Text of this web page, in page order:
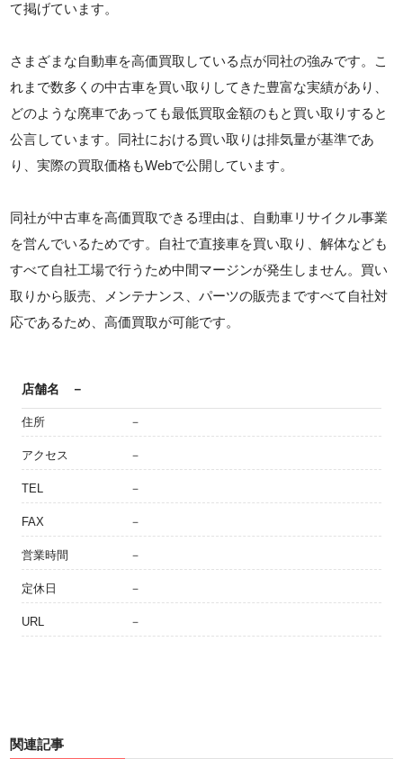
て掲げています。
さまざまな自動車を高価買取している点が同社の強みです。こ
れまで数多くの中古車を買い取りしてきた豊富な実績があり、
どのような廃車であっても最低買取金額のもと買い取りすると
公言しています。同社における買い取りは排気量が基準であ
り、実際の買取価格もWebで公開しています。
同社が中古車を高価買取できる理由は、自動車リサイクル事業
を営んでいるためです。自社で直接車を買い取り、解体なども
すべて自社工場で行うため中間マージンが発生しません。買い
取りから販売、メンテナンス、パーツの販売まですべて自社対
応であるため、高価買取が可能です。
店舗名 －
住所 －
アクセス －
TEL －
FAX －
営業時間 －
定休日 －
URL －
関連記事